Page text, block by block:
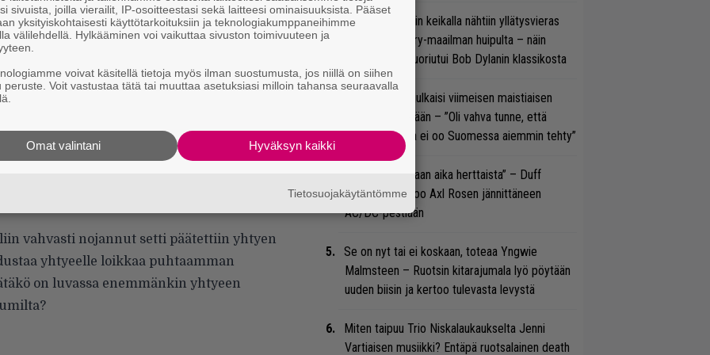
esiintynyt ongelmia.
näkyi tapahtuman ensimmäisen esiintyjän
vuotta thrashahtavaa metalia
esiintyi energisesti ja keulakuvaSamy
vakuudeksi kaivanneensa palavasti
liukkaalla lavalla pyllähtäminen ei
kohkaamista.
vahvasti nojannut setti päätettiin yhtyen
yhtyeelle loikkaa puhtaamman
on luvassa enemmänkin yhtyeen
Guns N’ Rosesin keikalla nähtiin yllätysvieras
suoraan country-maailman huipulta – näin
kokoonpano suoriutui Bob Dylanin klassikosta
Marko Annala julkaisi viimeisen maistiaisen
soolodebyytiltään – ”Oli vahva tunne, että
tällaista musaa ei oo Suomessa aiemmin tehty”
”Se oli oikeastaan aika herttaista” – Duff
McKagan kertoo Axl Rosen jännittäneen
AC/DC-pestiään
Se on nyt tai ei koskaan, toteaa Yngwie
Malmsteen – Ruotsin kitarajumala lyö pöytään
uuden biisin ja kertoo tulevasta levystä
Miten taipuu Trio Niskalaukaukselta Jenni
Vartiaisen musiikki? Entäpä ruotsalainen death
sivuista, joilla vierailit, IP-osoitteestasi sekä laitteesi ominaisuuksista. Pääset
yksityiskohtaisesti käyttötarkoituksiin ja teknologiakumppaneihimme
välilehdellä. Hylkääminen voi vaikuttaa sivuston toimivuuteen ja
voivat käsitellä tietoja myös ilman suostumusta, jos niillä on siihen
peruste. Voit vastustaa tätä tai muuttaa asetuksiasi milloin tahansa seuraavalla
Hyväksyn kaikki
Omat valintani
Tietosuojakäytäntömme